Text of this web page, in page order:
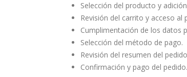
Selección del producto y
Revisión del carrito y acceso al
Cumplimentación de los datos
Selección del método de pago.
Revisión del resumen del
Confirmación y pago del pedido.